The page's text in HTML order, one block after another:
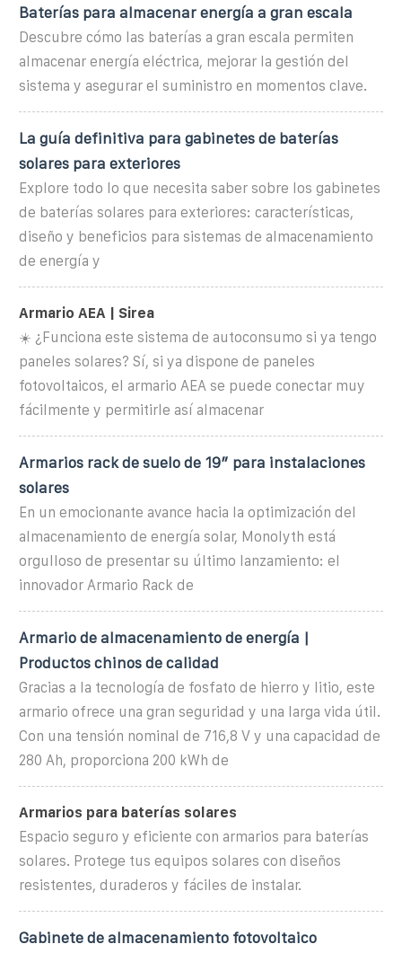
Baterías para almacenar energía a gran escala
Descubre cómo las baterías a gran escala permiten
almacenar energía eléctrica, mejorar la gestión del
sistema y asegurar el suministro en momentos clave.
La guía definitiva para gabinetes de baterías
solares para exteriores
Explore todo lo que necesita saber sobre los gabinetes
de baterías solares para exteriores: características,
diseño y beneficios para sistemas de almacenamiento
de energía y
Armario AEA | Sirea
☀️ ¿Funciona este sistema de autoconsumo si ya tengo
paneles solares? Sí, si ya dispone de paneles
fotovoltaicos, el armario AEA se puede conectar muy
fácilmente y permitirle así almacenar
Armarios rack de suelo de 19″ para instalaciones
solares
En un emocionante avance hacia la optimización del
almacenamiento de energía solar, Monolyth está
orgulloso de presentar su último lanzamiento: el
innovador Armario Rack de
Armario de almacenamiento de energía |
Productos chinos de calidad
Gracias a la tecnología de fosfato de hierro y litio, este
armario ofrece una gran seguridad y una larga vida útil.
Con una tensión nominal de 716,8 V y una capacidad de
280 Ah, proporciona 200 kWh de
Armarios para baterías solares
Espacio seguro y eficiente con armarios para baterías
solares. Protege tus equipos solares con diseños
resistentes, duraderos y fáciles de instalar.
Gabinete de almacenamiento fotovoltaico